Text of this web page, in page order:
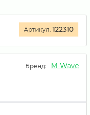
Артикул: 122310
Бренд: M-Wave